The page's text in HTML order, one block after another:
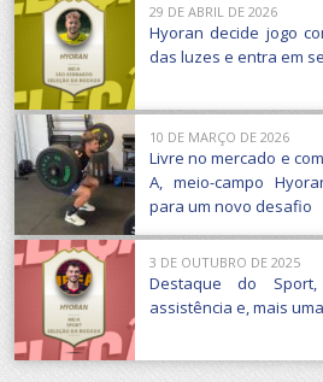
29 DE ABRIL DE 2026
Hyoran decide jogo
das luzes e entra em
10 DE MARÇO DE 2026
Livre no mercado e
A, meio-campo
para um novo desafio
3 DE OUTUBRO DE 2025
Destaque do
assistência e, mais